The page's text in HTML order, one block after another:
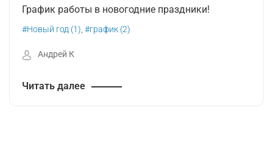
График работы в новогодние праздники!
#Новый год (1), #график (2)
Андрей К
Читать далее